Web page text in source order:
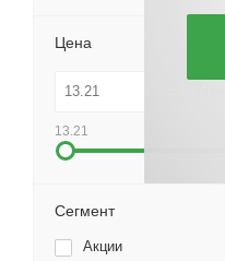
Цена
13.21
Сегмент
Акции